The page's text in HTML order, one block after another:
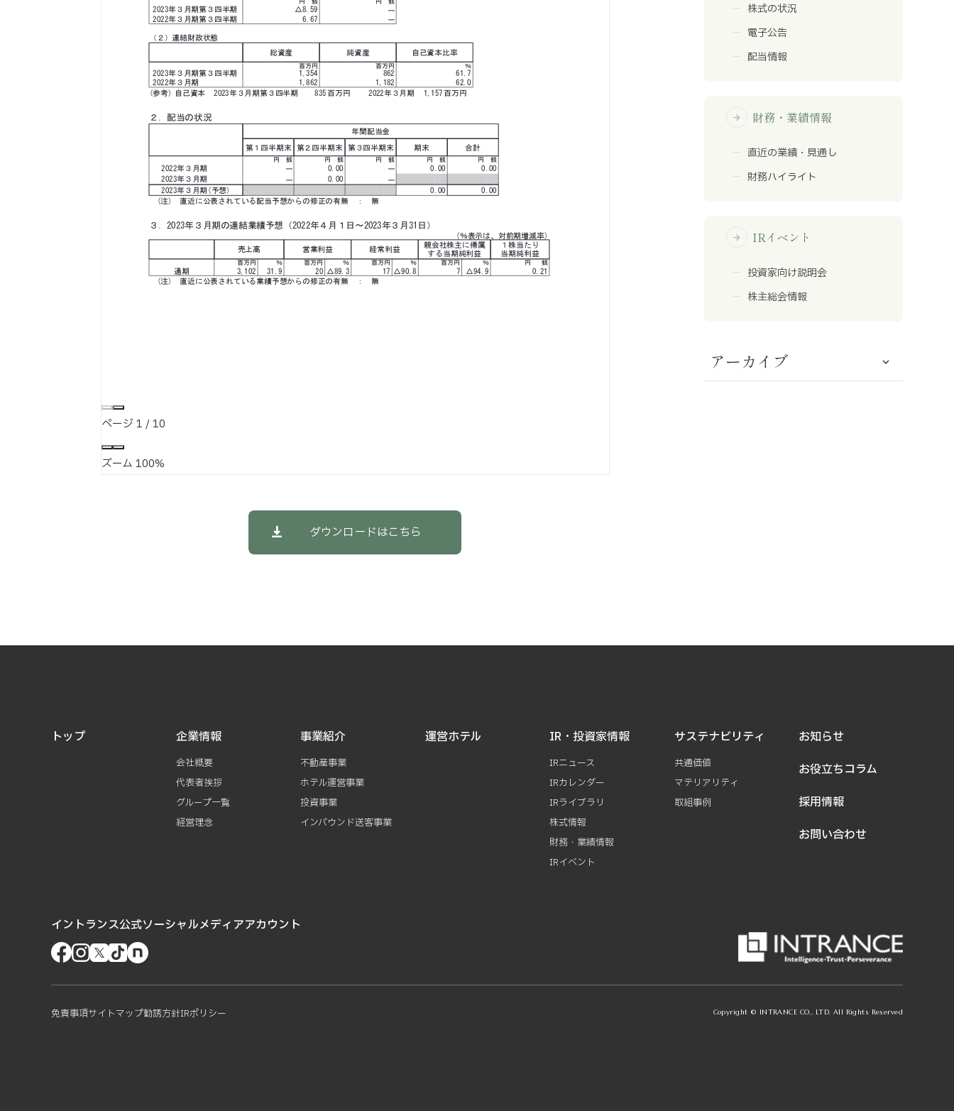
ページ 1 /10
ズーム 100%
ダウンロードはこちら
株式の状況
電子公告
配当情報
arrow_forward 財務・業績情報
直近の業績・見通し
財務ハイライト
arrow_forward IRイベント
投資家向け説明会
株主総会情報
アーカイブ
トップ 企業情報
会社概要
代表者挨拶
グループ一覧
経営理念
事業紹介
不動産事業
ホテル運営事業
投資事業
インバウンド送客事業
運営ホテル IR・投資家情報
IRニュース
IRカレンダー
IRライブラリ
株式情報
財務・業績情報
IRイベント
サステナビリティ
共通価値
マテリアリティ
取組事例
お知らせ
お役立ちコラム
採用情報
お問い合わせ
イントランス公式ソーシャルメディアアカウント
免責事項サイトマップ勧誘方針IRポリシー Copyright © INTRANCE CO., LTD. All Rights Reserved